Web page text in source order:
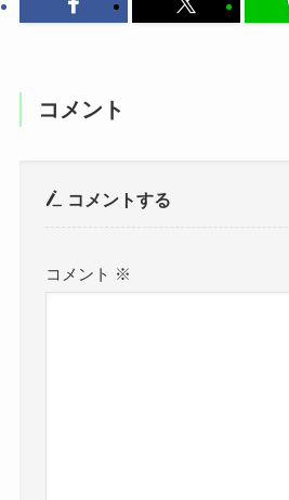
コメント
コメントする
コメント ※